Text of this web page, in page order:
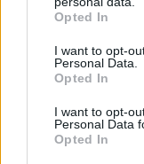
grant or deny
use your data for
consent section.
Opted In
I want to opt-
Personal Data.
Opted In
I want to opt-
Personal Data
Opted In